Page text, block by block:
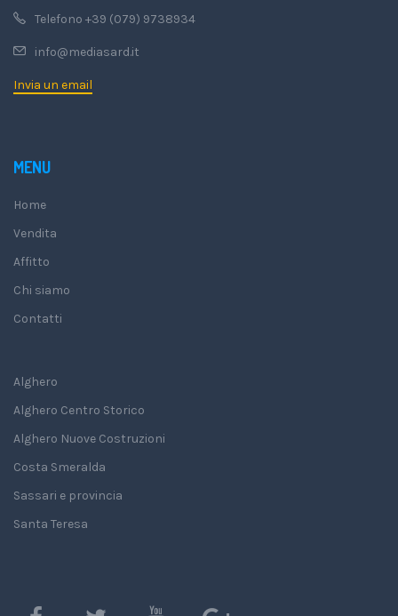
Telefono +39 (079) 9738934
info@mediasard.it
Invia un email
MENU
Home
Vendita
Affitto
Chi siamo
Contatti
Alghero
Alghero Centro Storico
Alghero Nuove Costruzioni
Costa Smeralda
Sassari e provincia
Santa Teresa